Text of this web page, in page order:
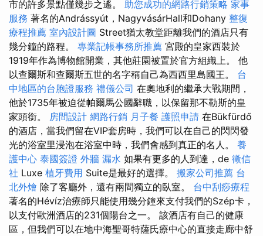
市的許多景點僅幾步之遙。 助您成功的網路行銷策略 家事
服務 著名的Andrássyút，NagyvásárHall和Dohany 整復
療程推薦 室內設計圖 Street猶太教堂距離我們的酒店只有
幾分鐘的路程。 專業記帳事務所推薦 宮殿的皇家西裝於
1919年作為博物館開業，其他莊園被置於官方組織上。 他
以查爾斯和查爾斯五世的名字稱自己為西西里島國王。 台
中地區的台胞證服務 禮儀公司 在奧地利的繼承大戰期間，
他於1735年被迫從帕爾馬公國辭職，以保留那不勒斯的皇
家頭銜。 房間設計 網路行銷 月子餐 護照申請 在Bükfürdő
的酒店，當我們留在VIP套房時，我們可以在自己的閃閃發
光的浴室里浸泡在浴室中時，我們會感到真正的名人。 養
護中心 泰國簽證 外牆 漏水 如果有更多的人到達，de 徵信
社 Luxe 植牙費用 Suite是最好的選擇。 搬家公司推薦 台
北外燴 除了客廳外，還有兩間獨立的臥室。 台中刮痧療程
著名的Hévíz治療師只能使用幾分鐘來支付我們的Szép卡，
以支付歐洲酒店的231個陽台之一。 該酒店有自己的健康
區，但我們可以在地中海聖哥特薩氏療中心的直接走廊中舒